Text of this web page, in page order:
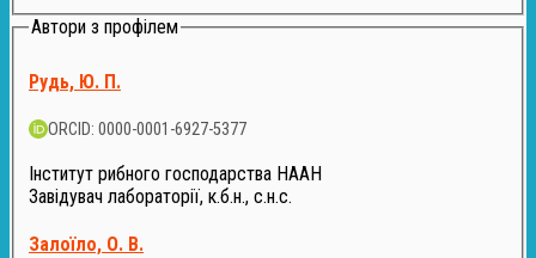
Автори з профілем
Рудь, Ю. П.
ORCID: 0000-0001-6927-5377
Інститут рибного господарства НААН
Завідувач лабораторії, к.б.н., с.н.с.
Залоїло, О. В.